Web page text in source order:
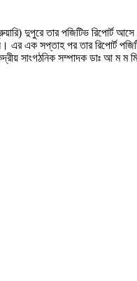
দুপুরে তার পজিটিভ রিপোর্ট
এর এক সপ্তাহ পর তার রিপোর্ট
সাংগঠনিক সম্পাদক ডাঃ আ ম ম